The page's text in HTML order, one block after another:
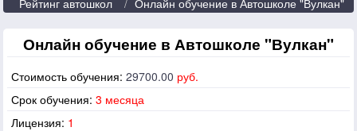
Рейтинг автошкол Онлайн обучение в Автошколе "Вулкан"
Онлайн обучение в Автошколе "Вулкан"
Стоимость обучения: 29700.00 руб.
Срок обучения: 3 месяца
Лицензия: 1